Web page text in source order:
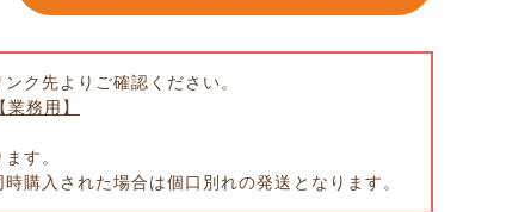
ク先よりご確認ください。
務用】
す。
購入された場合は個口別れの発送となります。